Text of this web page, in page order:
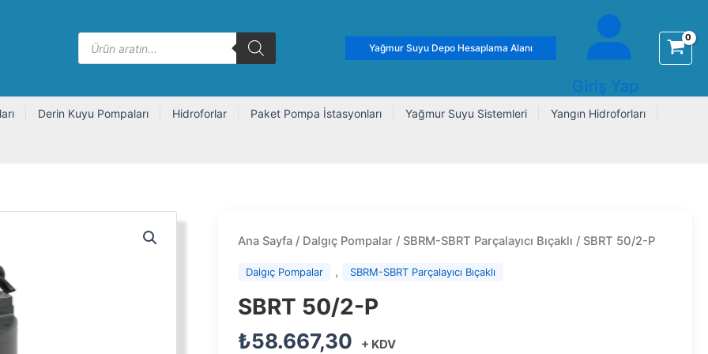
search
Yağmur Suyu Depo Hesaplama Alanı
Giriş Yap
Derin Kuyu Pompaları Hidroforlar Paket Pompa İstasyonları Yağmur Suyu Sistemleri Yangın Hidroforları
Ana Sayfa / Dalgıç Pompalar / SBRM-SBRT Parçalayıcı Bıçaklı / SBRT 50/2-P
Dalgıç Pompalar , SBRM-SBRT Parçalayıcı Bıçaklı
SBRT 50/2-P
₺58.667,30 + KDV